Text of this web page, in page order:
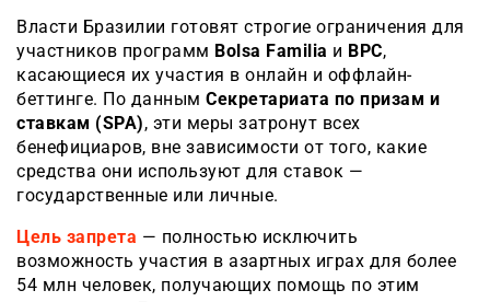
Власти Бразилии готовят строгие ограничения для
участников программ Bolsa Familia и BPC,
касающиеся их участия в онлайн и оффлайн-
беттинге. По данным Секретариата по призам и
ставкам (SPA), эти меры затронут всех
бенефициаров, вне зависимости от того, какие
средства они используют для ставок —
государственные или личные.
Цель запрета — полностью исключить
возможность участия в азартных играх для более
54 млн человек, получающих помощь по этим